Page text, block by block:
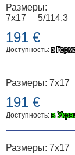
Размеры:
7x17 5/
191 €
Доступность:в
Размеры:
191 €
Доступность:в
Размеры: